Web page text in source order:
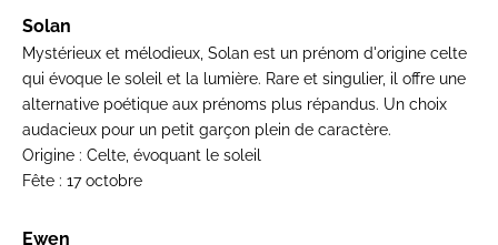
Solan
Mystérieux et mélodieux, Solan est un prénom d'origine celte
qui évoque le soleil et la lumière. Rare et singulier, il offre une
alternative poétique aux prénoms plus répandus. Un choix
audacieux pour un petit garçon plein de caractère.
Origine : Celte, évoquant le soleil
Fête : 17 octobre
Ewen